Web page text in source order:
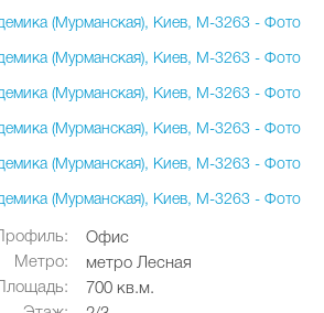
Профиль:
Офис
Метро:
метро Лесная
Площадь:
700 кв.м.